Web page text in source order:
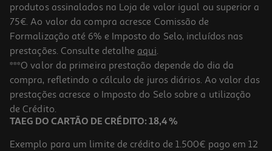
produtos assinalados na Loja de valor igual ou superior a
75€. Ao valor da compra acresce Comissão de
Formalização até 6% e Imposto do Selo, incluídos nas
prestações. Consulte detalhe aqui.
***O valor da primeira prestação depende do dia da
compra, refletindo o cálculo de juros diários. Ao valor das
prestações acresce o Imposto do Selo sobre a utilização
de Crédito.
TAEG DO CARTÃO DE CRÉDITO: 18,4 %
Exemplo para um limite de crédito de 1.500€ pago em 12